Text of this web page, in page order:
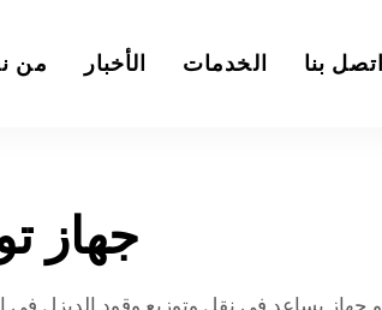
من الأخبار الخدمات اتصل بنا
جهاز
جهاز يساعد في نقل وتوزيع وقود الديزل في